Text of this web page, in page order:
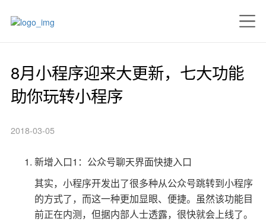
8月小程序迎来大更新，七大功能
助你玩转小程序
2018-03-05
新增入口1：公众号聊天界面快捷入口
其实，小程序开发出了很多种从公众号跳转到小程序
的方式了，而这一种更加显眼、便捷。虽然该功能目
前正在内测，但据内部人士透露，很快就会上线了。